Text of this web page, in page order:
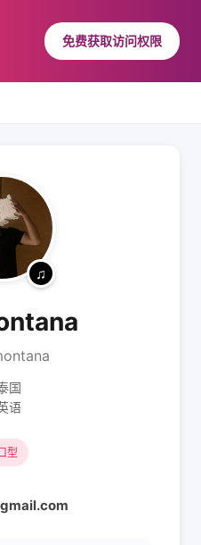
免费获取访问权限
国
语
型